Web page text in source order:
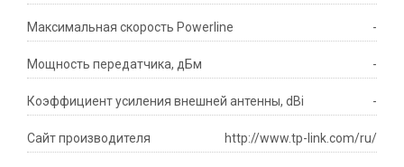
Максимальная скорость Powerline -
Мощность передатчика, дБм -
Коэффициент усиления внешней антенны, dBi -
Сайт производителя http://www.tp-link.com/ru/